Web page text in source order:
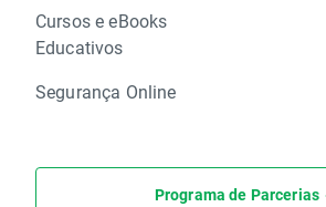
Cursos e eBooks
Educativos
Segurança Online
Programa de Parcerias